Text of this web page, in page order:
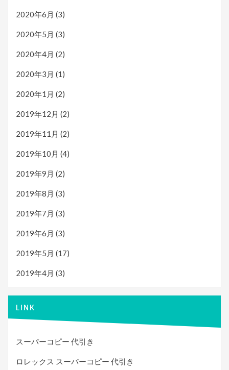
2020年6月 (3)
2020年5月 (3)
2020年4月 (2)
2020年3月 (1)
2020年1月 (2)
2019年12月 (2)
2019年11月 (2)
2019年10月 (4)
2019年9月 (2)
2019年8月 (3)
2019年7月 (3)
2019年6月 (3)
2019年5月 (17)
2019年4月 (3)
LINK
スーパーコピー 代引き
ロレックス スーパーコピー 代引き